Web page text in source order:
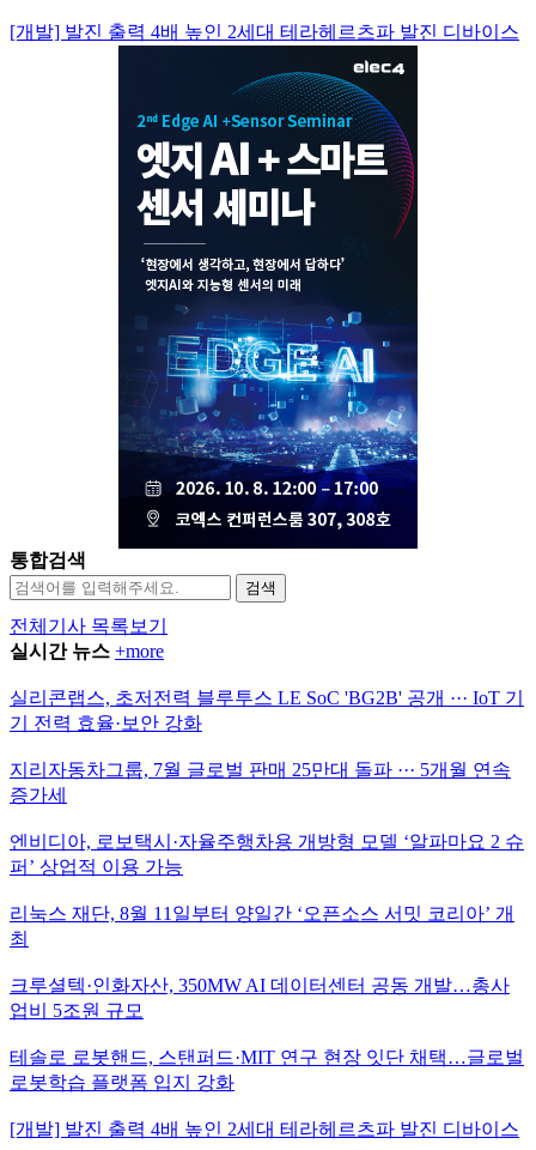
[개발] 발진 출력 4배 높인 2세대 테라헤르츠파 발진 디바이스
통합검색
검색
전체기사 목록보기
실시간 뉴스 +more
실리콘랩스, 초저전력 블루투스 LE SoC 'BG2B' 공개 ··· IoT 기
기 전력 효율·보안 강화
지리자동차그룹, 7월 글로벌 판매 25만대 돌파 ··· 5개월 연속
증가세
엔비디아, 로보택시·자율주행차용 개방형 모델 ‘알파마요 2 슈
퍼’ 상업적 이용 가능
리눅스 재단, 8월 11일부터 양일간 ‘오픈소스 서밋 코리아’ 개
최
크루셜텍·인화자산, 350MW AI 데이터센터 공동 개발…총사
업비 5조원 규모
테솔로 로봇핸드, 스탠퍼드·MIT 연구 현장 잇단 채택…글로벌
로봇학습 플랫폼 입지 강화
[개발] 발진 출력 4배 높인 2세대 테라헤르츠파 발진 디바이스